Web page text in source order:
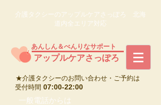
介護タクシーのアップルケアさっぽろ 北海
道内全エリア対応
​アップルケアさっぽろ
あんしん＆べんりなサポート
★介護タクシーのお問い合わせ・ご予約は
受付時間 07:00-22:00
一般電話からは